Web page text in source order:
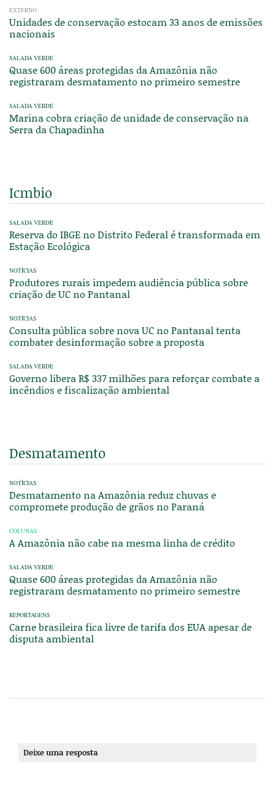
EXTERNO
Unidades de conservação estocam 33 anos de emissões
nacionais
SALADA VERDE
Quase 600 áreas protegidas da Amazônia não
registraram desmatamento no primeiro semestre
SALADA VERDE
Marina cobra criação de unidade de conservação na
Serra da Chapadinha
Icmbio
SALADA VERDE
Reserva do IBGE no Distrito Federal é transformada em
Estação Ecológica
NOTÍCIAS
Produtores rurais impedem audiência pública sobre
criação de UC no Pantanal
NOTÍCIAS
Consulta pública sobre nova UC no Pantanal tenta
combater desinformação sobre a proposta
SALADA VERDE
Governo libera R$ 337 milhões para reforçar combate a
incêndios e fiscalização ambiental
Desmatamento
NOTÍCIAS
Desmatamento na Amazônia reduz chuvas e
compromete produção de grãos no Paraná
COLUNAS
A Amazônia não cabe na mesma linha de crédito
SALADA VERDE
Quase 600 áreas protegidas da Amazônia não
registraram desmatamento no primeiro semestre
REPORTAGENS
Carne brasileira fica livre de tarifa dos EUA apesar de
disputa ambiental
Deixe uma resposta